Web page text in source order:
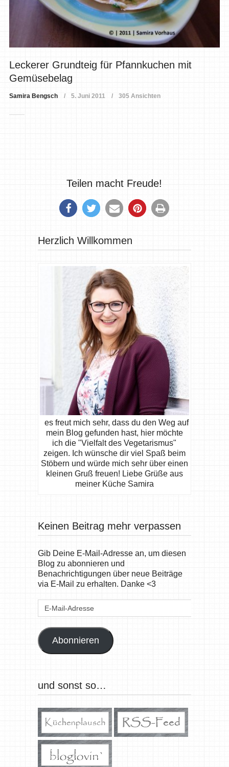
Leckerer Grundteig für Pfannkuchen mit
Gemüsebelag
Samira Bengsch 5. Juni 2011 305 Ansichten
Teilen macht Freude!
Herzlich Willkommen
es freut mich sehr, dass du den Weg auf
mein Blog gefunden hast, hier möchte
ich die "Vielfalt des Vegetarismus"
zeigen. Ich wünsche dir viel Spaß beim
Stöbern und würde mich sehr über einen
kleinen Gruß freuen! Liebe Grüße aus
meiner Küche Samira
Keinen Beitrag mehr verpassen
Gib Deine E-Mail-Adresse an, um diesen
Blog zu abonnieren und
Benachrichtigungen über neue Beiträge
via E-Mail zu erhalten. Danke <3
E-
Abonnieren
und sonst so…